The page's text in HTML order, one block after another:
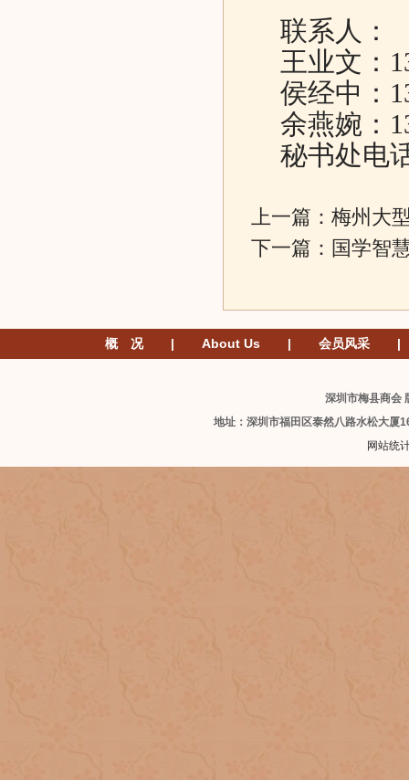
联系人：
王业文：
侯经中：
余燕婉：
秘书处电
上一篇： 梅州大
下一篇： 国学智
概 况 | About Us | 会员风采 |
深圳市梅县商
地址：深圳市福田区泰然八路水松大厦
网站统